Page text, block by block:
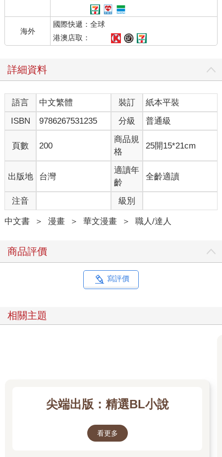
海外
國際快遞：全球
港澳店取：
詳細資料
語言 中文繁體 裝訂
紙本平裝
ISBN
9786267531235 分級 普通級
頁數 200
商品規
格
25開15*21cm
出版地 台灣
適讀年
齡
全齡適讀
注音 級別
中文書 ＞ 漫畫 ＞ 華文漫畫 ＞ 職人/達人
商品評價
寫評價
相關主題
尖端出版：精選BL小說
看更多